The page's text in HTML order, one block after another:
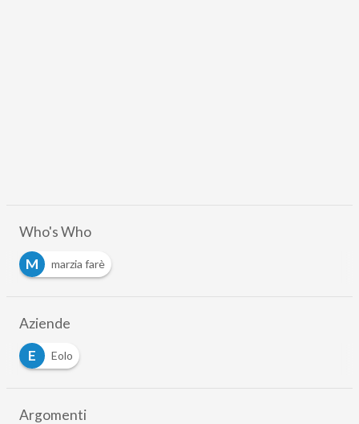
Who's Who
M
marzia farè
Aziende
E
Eolo
Argomenti